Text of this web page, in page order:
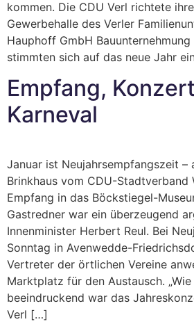
kommen. Die CDU Verl richtete
Gewerbehalle des Verler
Hauphoff GmbH Bauunternehmung
stimmten sich auf das neue Jahr
Empfang,
Karneval
Januar ist Neujahrsempfangszeit –
Brinkhaus vom CDU-Stadtverband
Empfang in das Böckstiegel-
Gastredner war ein überzeugend
Innenminister Herbert Reul. Bei
Sonntag in Avenwedde-
Vertreter der örtlichen Vereine
Marktplatz für den Austausch.
beeindruckend war das
Verl […]